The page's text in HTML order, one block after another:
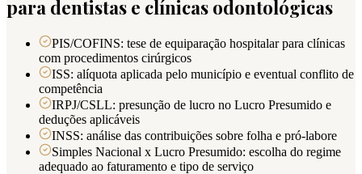
para dentistas e clínicas odontológicas
PIS/COFINS: tese de equiparação hospitalar para clínicas
com procedimentos cirúrgicos
ISS: alíquota aplicada pelo município e eventual conflito de
competência
IRPJ/CSLL: presunção de lucro no Lucro Presumido e
deduções aplicáveis
INSS: análise das contribuições sobre folha e pró-labore
Simples Nacional x Lucro Presumido: escolha do regime
adequado ao faturamento e tipo de serviço